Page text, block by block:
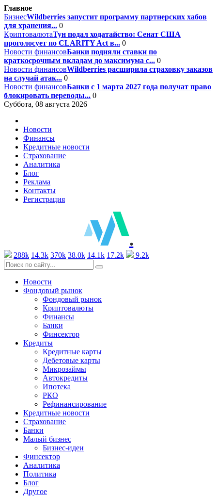
Главное
БизнесWildberries запустит программу партнерских хабов
для хранения... 0
КриптовалютаТун подал ходатайство: Сенат США
проголосует по CLARITY Act в... 0
Новости финансовБанки подняли ставки по
краткосрочным вкладам до максимума с... 0
Новости финансовWildberries расширила страховку заказов
на случай атак... 0
Новости финансовБанки с 1 марта 2027 года получат право
блокировать переводы... 0
Суббота, 08 августа 2026
Новости
Финансы
Кредитные новости
Страхование
Аналитика
Блог
Реклама
Контакты
Регистрация
.
288k 14.3k 370k 38.0k 14.1k 17.2k 9.2k
Новости
Фондовый рынок
Фондовый рынок
Криптовалюты
Финансы
Банки
Финсектор
Кредиты
Кредитные карты
Дебетовые карты
Микрозаймы
Автокредиты
Ипотека
РКО
Рефинансирование
Кредитные новости
Страхование
Банки
Малый бизнес
Бизнес-идеи
Финсектор
Аналитика
Политика
Блог
Другое